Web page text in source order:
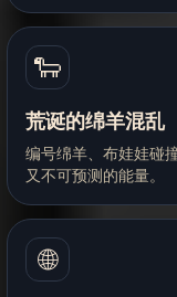
🐑
荒诞的绵羊混乱
编号绵羊、布娃娃碰
又不可预测的能量。
🌐